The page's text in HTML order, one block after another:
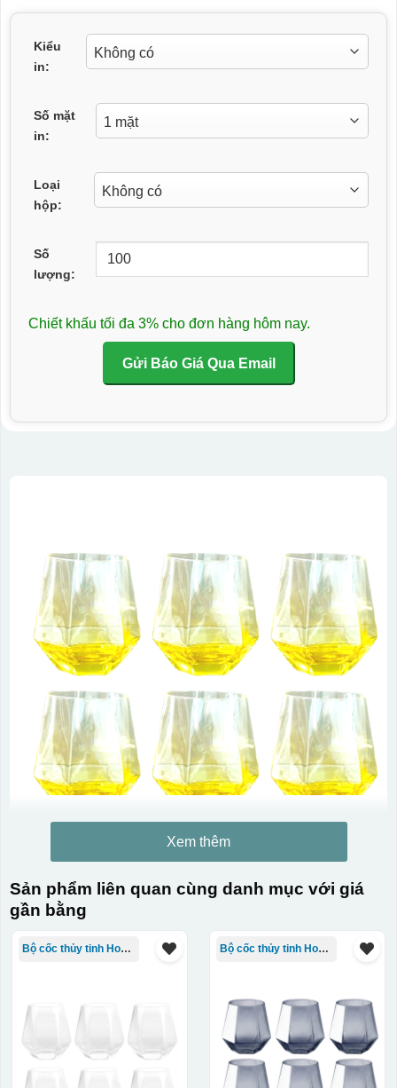
Kiểu
in:
Số mặt
in:
Loại
hộp:
Số
lượng:
Chiết khấu tối đa 3% cho đơn hàng hôm nay.
Gửi Báo Giá Qua Email
Xem thêm
Sản phẩm liên quan cùng danh mục với giá
gần bằng
Bộ cốc thủy tinh Hongli Bộ cốc thủy tinh Hongli